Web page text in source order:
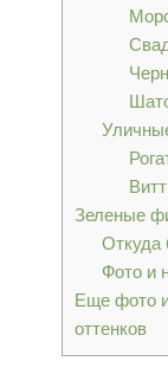
Зеленые
Откуда
Фото и
Еще фото
оттенков